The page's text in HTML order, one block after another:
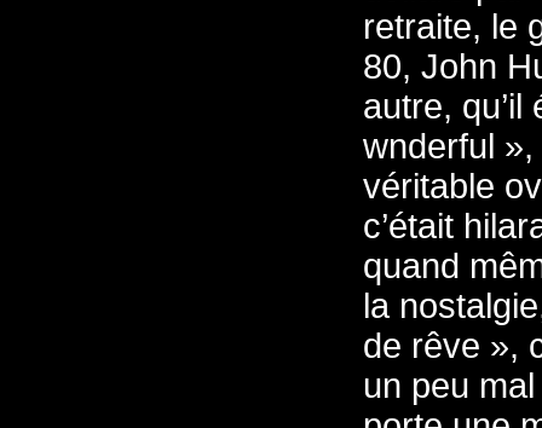
retraite, le
80, John
autre,
wnderful
véritable
c’était
quand
la
de rêve »,
un peu